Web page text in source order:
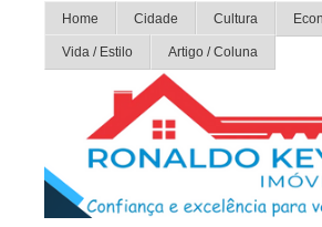
Home Cidade Cultura
Vida / Estilo Artigo / Coluna